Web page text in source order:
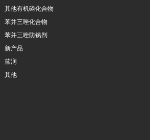
其他有机磷化合物
苯并三唑化合物
苯并三唑防锈剂
新产品
蓝润
其他